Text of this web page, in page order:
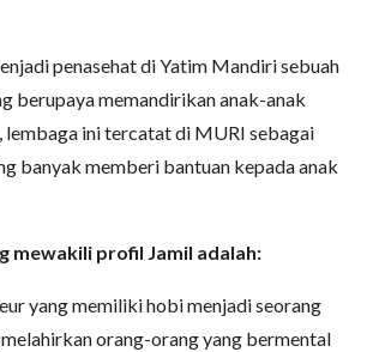
penasehat di Yatim Mandiri sebuah
berupaya memandirikan anak-anak
lembaga ini tercatat di MURI sebagai
banyak memberi bantuan kepada anak
mewakili profil Jamil adalah:
yang memiliki hobi menjadi seorang
orang-orang yang bermental